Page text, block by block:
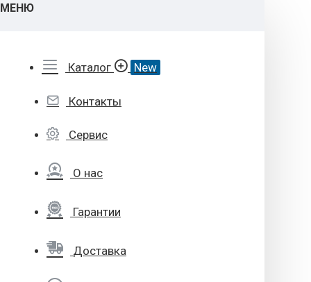
МЕНЮ
Каталог New
Контакты
Сервис
О нас
Гарантии
Доставка